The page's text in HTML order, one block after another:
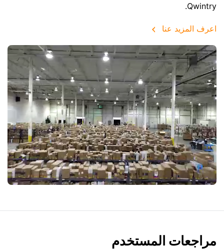
Qwintry.
اعرف المزيد عنا
مراجعات المستخدم